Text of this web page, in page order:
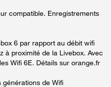
compatible. Enregistrements
6 par rapport au débit wifi
à proximité de la Livebox. Avec
Wifi 6E. Détails sur orange.fr
générations de Wifi